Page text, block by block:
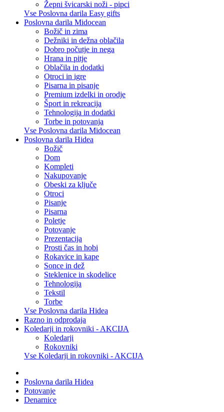
Žepni švicarski noži - pipci
Vse Poslovna darila Easy gifts
Poslovna darila Midocean
Božič in zima
Dežniki in dežna oblačila
Dobro počutje in nega
Hrana in pitje
Oblačila in dodatki
Otroci in igre
Pisarna in pisanje
Premium izdelki in orodje
Šport in rekreacija
Tehnologija in dodatki
Torbe in potovanja
Vse Poslovna darila Midocean
Poslovna darila Hidea
Božič
Dom
Kompleti
Nakupovanje
Obeski za ključe
Otroci
Pisanje
Pisarna
Poletje
Potovanje
Prezentacija
Prosti čas in hobi
Rokavice in kape
Sonce in dež
Steklenice in skodelice
Tehnologija
Tekstil
Torbe
Vse Poslovna darila Hidea
Razno in odprodaja
Koledarji in rokovniki - AKCIJA
Koledarji
Rokovniki
Vse Koledarji in rokovniki - AKCIJA
Poslovna darila Hidea
Potovanje
Denarnice